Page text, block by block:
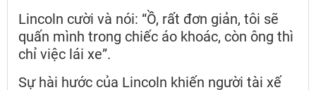
Lincoln cười và nói: “Ồ, rất đơn giản, tôi sẽ
quấn mình trong chiếc áo khoác, còn ông thì
chỉ việc lái xe”.
Sự hài hước của Lincoln khiến người tài xế